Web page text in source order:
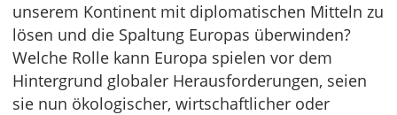
unserem Kontinent mit diplomatischen Mitteln zu
lösen und die Spaltung Europas überwinden?
Welche Rolle kann Europa spielen vor dem
Hintergrund globaler Herausforderungen, seien
sie nun ökologischer, wirtschaftlicher oder